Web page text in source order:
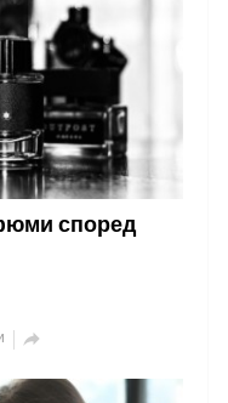
според
